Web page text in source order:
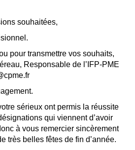
souhaitées,
pour transmettre vos souhaits,
Responsable de l’IFP-PME
sérieux ont permis la réussite
qui viennent d’avoir
à vous remercier sincèrement
très belles fêtes de fin d’année.